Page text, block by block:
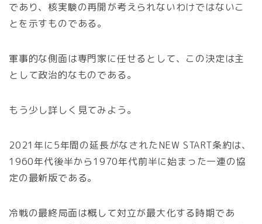
であり、核実験の再開が考えられないわけではないこ
とを示すものである。
軍事的な側面は専門家に任せるとして、この決定は主
として政治的なものである。
もう少し詳しく見てみよう。
2021年に5年間の延長がなされたNEW START条約は、
1960年代後半から1970年代前半に始まった一連の協
定の最新版である。
冷戦の最終局面は概して対立が最大化する時期であ